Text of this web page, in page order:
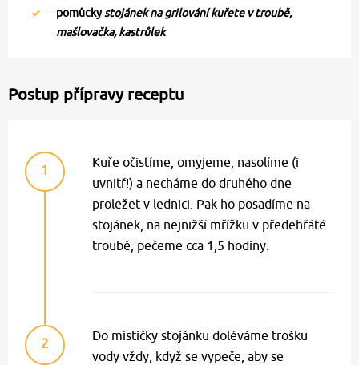
pomůckystojánek na grilování kuřete v troubě,
mašlovačka, kastrůlek
Postup přípravy receptu
1
Kuře očistíme, omyjeme, nasolíme (i
uvnitř!) a necháme do druhého dne
proležet v lednici. Pak ho posadíme na
stojánek, na nejnižší mřížku v předehřáté
troubě, pečeme cca 1,5 hodiny.
2
Do mističky stojánku doléváme trošku
vody vždy, když se vypeče, aby se